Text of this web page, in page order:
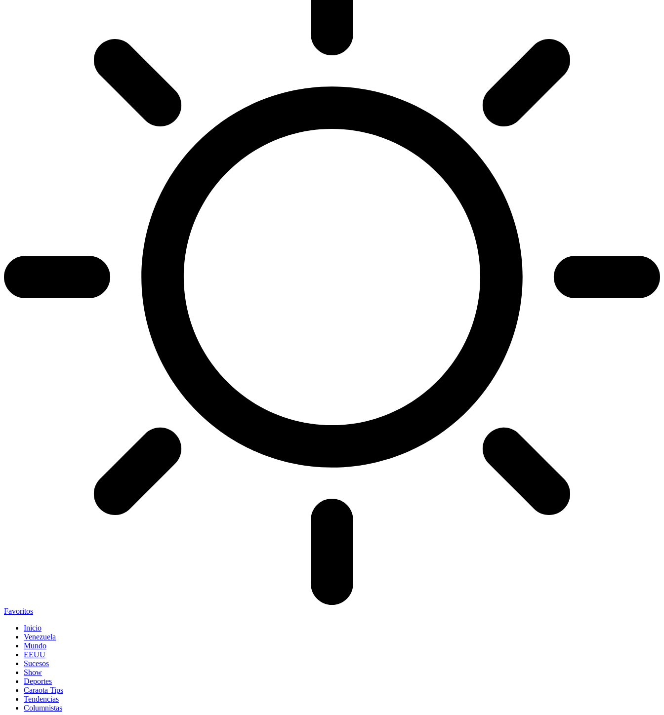
Favoritos
Inicio
Venezuela
Mundo
EEUU
Sucesos
Show
Deportes
Caraota Tips
Tendencias
Columnistas